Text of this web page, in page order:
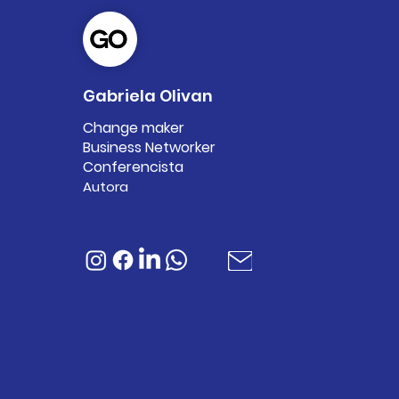
Ciencia y salud para
potenciar el deporte de
alto rendimiento
Gabriela Olivan
Change maker
Business Networker
Conferencista
Autora